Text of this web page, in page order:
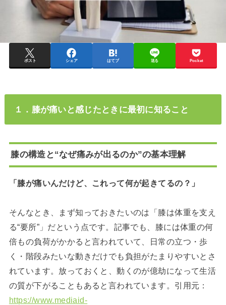
ポスト シェア はてブ 送る Pocket
１．膝が痛いと感じたときに最初に知ること
膝の構造と“なぜ痛みが出るのか”の基本理解
「膝が痛いんだけど、これって何が起きてるの？」
そんなとき、まず知っておきたいのは「膝は体重を支え
る“要所”」だという点です。記事でも、膝には体重の何
倍もの負荷がかかると言われていて、日常の立つ・歩
く・階段みたいな動きだけでも負担がたまりやすいとさ
れています。放っておくと、動くのが億劫になって生活
の質が下がることもあると言われています。引用元：
https://www.mediaid-